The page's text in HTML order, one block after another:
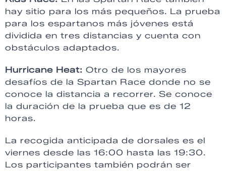
hay sitio para los más pequeños. La prueba
para los espartanos más jóvenes está
dividida en tres distancias y cuenta con
obstáculos adaptados.
Hurricane Heat: Otro de los mayores
desafíos de la Spartan Race donde no se
conoce la distancia a recorrer. Se conoce
la duración de la prueba que es de 12
horas.
La recogida anticipada de dorsales es el
viernes desde las 16:00 hasta las 19:30.
Los participantes también podrán ser